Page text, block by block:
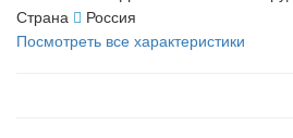
Страна
Россия
Посмотреть все характеристики